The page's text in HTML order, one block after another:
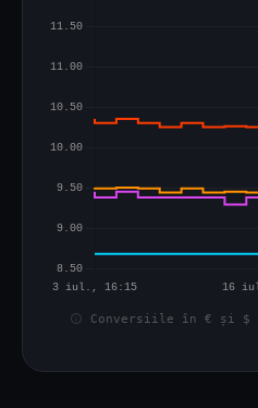
info
Conversiile în € și $